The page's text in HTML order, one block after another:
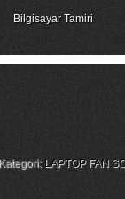
Bilgisayar Tamiri
LAPTOP FAN